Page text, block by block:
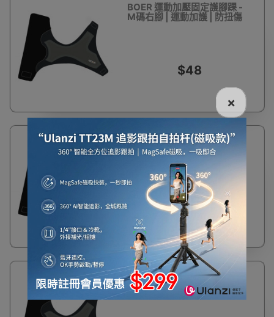
BOER 運動加壓固定護腳踝 -
M碼右腳 | 運動加護 | 防扭傷
$48
4%
OFF
BOER 運動加壓固定護腳踝 -
XL碼左腳 | 運動加護 | 防扭傷
$46 $48
4%
OFF
BOER 運動加壓固定護腳踝 -
XL碼右腳 | 運動加護 | 防扭傷
×